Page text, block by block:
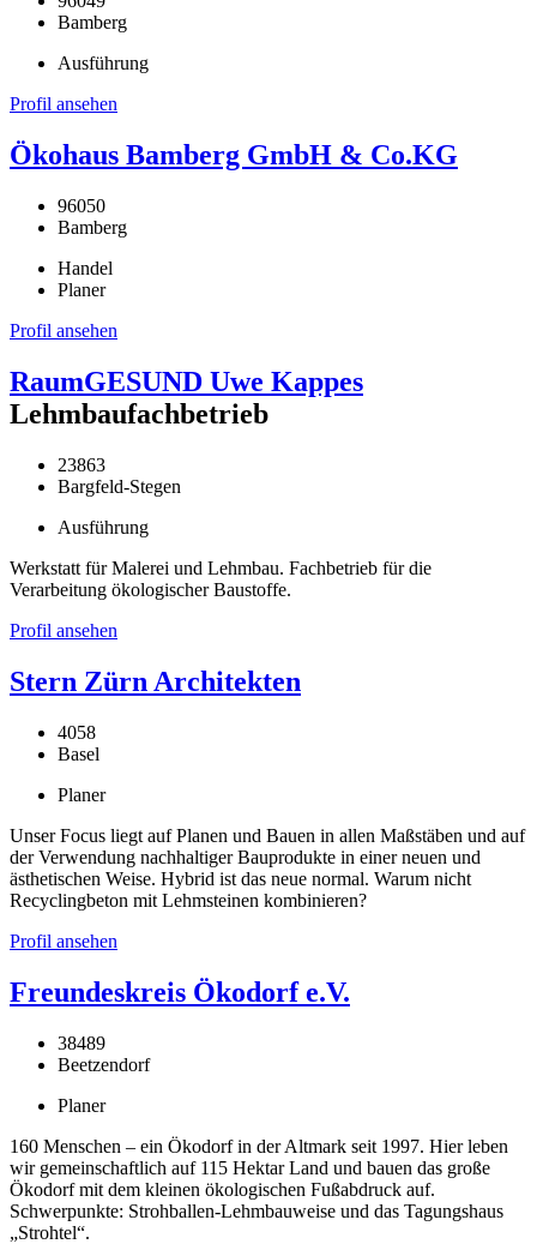
Bamberg
Ausführung
Profil ansehen
Ökohaus Bamberg GmbH & Co.KG
96050
Bamberg
Handel
Planer
Profil ansehen
RaumGESUND Uwe Kappes
Lehmbaufachbetrieb
23863
Bargfeld-Stegen
Ausführung
Werkstatt für Malerei und Lehmbau. Fachbetrieb für die
Verarbeitung ökologischer Baustoffe.
Profil ansehen
Stern Zürn Architekten
4058
Basel
Planer
Unser Focus liegt auf Planen und Bauen in allen Maßstäben und auf
der Verwendung nachhaltiger Bauprodukte in einer neuen und
ästhetischen Weise. Hybrid ist das neue normal. Warum nicht
Recyclingbeton mit Lehmsteinen kombinieren?
Profil ansehen
Freundeskreis Ökodorf e.V.
38489
Beetzendorf
Planer
160 Menschen – ein Ökodorf in der Altmark seit 1997. Hier leben
wir gemeinschaftlich auf 115 Hektar Land und bauen das große
Ökodorf mit dem kleinen ökologischen Fußabdruck auf.
Schwerpunkte: Strohballen-Lehmbauweise und das Tagungshaus
„Strohtel“.